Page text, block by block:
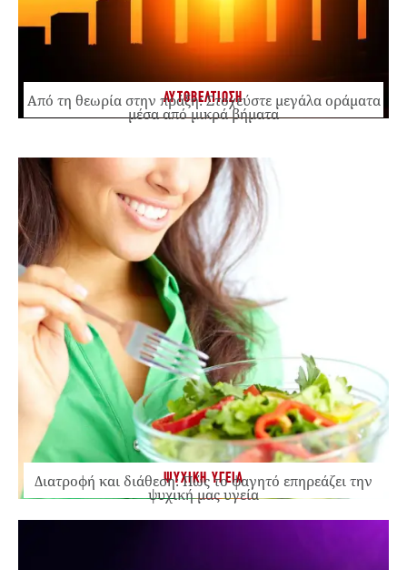
ΑΥΤΟΒΕΛΤΙΩΣΗ
Από τη θεωρία στην πράξη: Στοχεύστε μεγάλα οράματα
μέσα από μικρά βήματα
ΨΥΧΙΚΗ ΥΓΕΙΑ
Διατροφή και διάθεση: Πώς το φαγητό επηρεάζει την
ψυχική μας υγεία